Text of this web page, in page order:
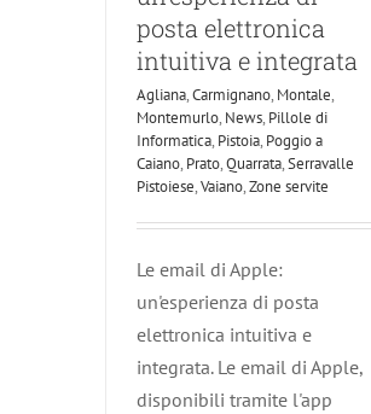
posta elettronica
intuitiva e integrata
Agliana,Carmignano, Montale,
Montemurlo, News, Pillole di
Informatica, Pistoia, Poggio a
Caiano, Prato,Quarrata,Serravalle
Pistoiese,Vaiano,Zone servite
Le email di Apple:
un'esperienza di posta
elettronica intuitiva e
integrata. Le email di Apple,
disponibili tramite l'app